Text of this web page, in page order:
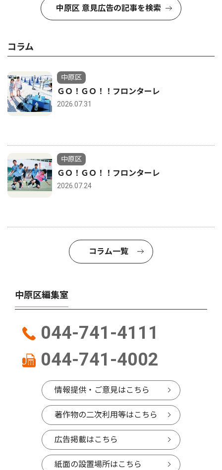
中原区 意見広告の記事を検索
コラム
中原区
ＧＯ！ＧＯ！！フロンターレ
2026.07.31
中原区
ＧＯ！ＧＯ！！フロンターレ
2026.07.24
コラム一覧
中原区編集室
044-741-4111
044-741-4002
情報提供・ご意見はこちら
著作物の二次利用等はこちら
広告掲載はこちら
紙面の設置場所はこちら